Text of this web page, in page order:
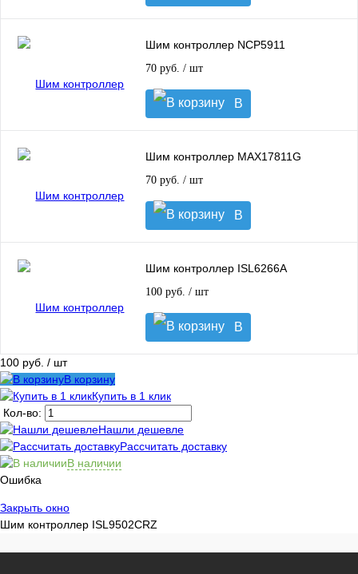
корзину
Шим контроллер NCP5911
70 руб. / шт
В
корзину
Шим контроллер MAX17811G
70 руб. / шт
В
корзину
Шим контроллер ISL6266A
100 руб. / шт
В
корзину
100 руб. / шт
В корзину
Купить в 1 клик
Кол-во:
Нашли дешевле
Рассчитать доставку
В наличии
Ошибка
Закрыть окно
Шим контроллер ISL9502CRZ